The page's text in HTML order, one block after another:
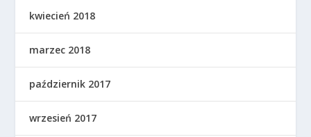
kwiecień 2018
marzec 2018
październik 2017
wrzesień 2017